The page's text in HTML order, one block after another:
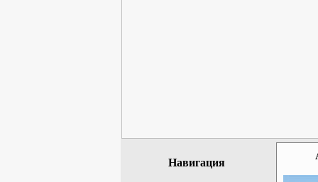
Навигация